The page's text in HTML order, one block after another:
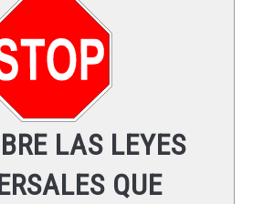
LAS LEYES
QUE